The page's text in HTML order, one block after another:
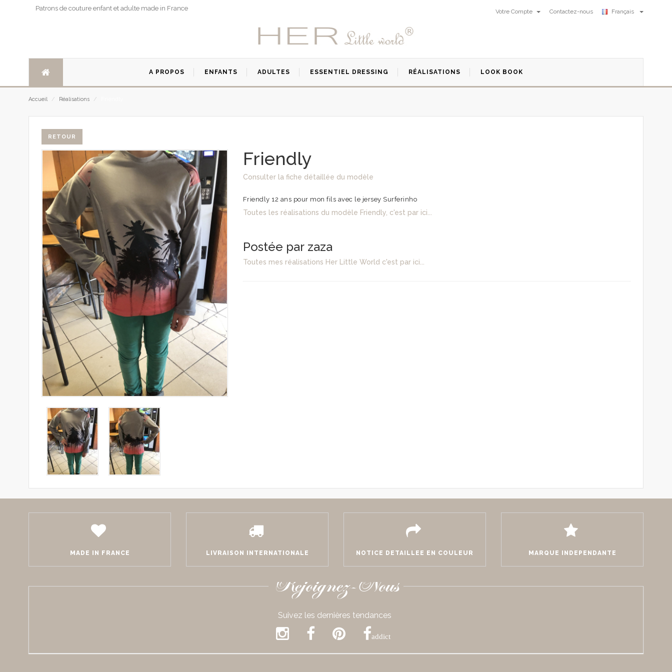
Patrons de couture enfant et adulte made in France Votre Compte Contactez-nous Français
A PROPOS ENFANTS ADULTES ESSENTIEL DRESSING RÉALISATIONS LOOK BOOK
Accueil / Réalisations /
RETOUR
Friendly
Consulter la fiche détaillée du modèle
Friendly 12 ans pour mon fils avec le jersey Surferinho
Toutes les réalisations du modèle Friendly, c'est par ici...
Postée par zaza
Toutes mes réalisations Her Little World c'est par ici...
MADE IN FRANCE LIVRAISON INTERNATIONALE NOTICE DETAILLEE EN COULEUR MARQUE INDEPENDANTE
Rejoignez-Nous
Suivez les dernières tendances
addict